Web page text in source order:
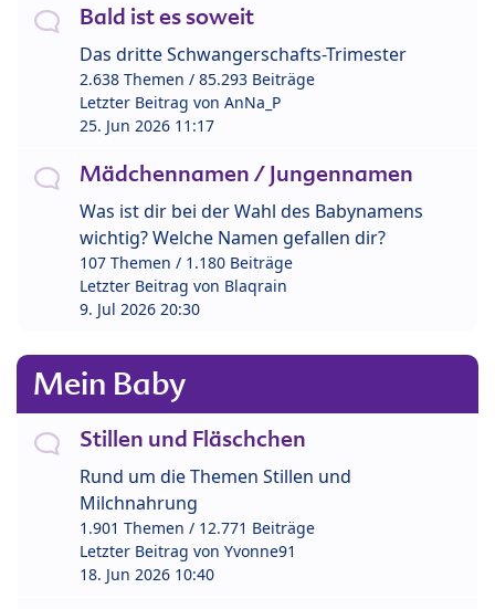
Bald ist es soweit
Das dritte Schwangerschafts-Trimester
2.638 Themen / 85.293 Beiträge
Letzter Beitrag von AnNa_P
25. Jun 2026 11:17
Mädchennamen / Jungennamen
Was ist dir bei der Wahl des Babynamens
wichtig? Welche Namen gefallen dir?
107 Themen / 1.180 Beiträge
Letzter Beitrag von Blaqrain
9. Jul 2026 20:30
Mein Baby
Stillen und Fläschchen
Rund um die Themen Stillen und
Milchnahrung
1.901 Themen / 12.771 Beiträge
Letzter Beitrag von Yvonne91
18. Jun 2026 10:40